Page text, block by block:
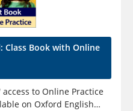
Class Book with Online
to Online Practice
on Oxford English